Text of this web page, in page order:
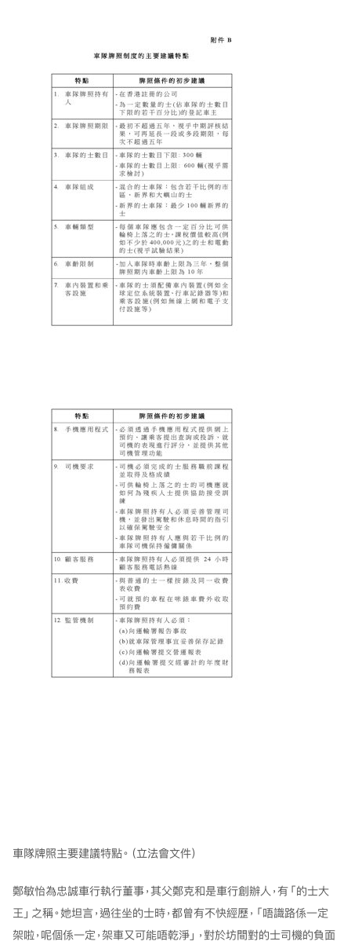
車隊牌照主要建議特點。（立法會文件）
鄭敏怡為忠誠車行執行董事，其父鄭克和是車行創辦人，有「的士大
王」之稱。她坦言，過往坐的士時，都曾有不快經歷，「唔識路係一定
架啦，呢個係一定，架車又可能唔乾淨」，對於坊間對的士司機的負面